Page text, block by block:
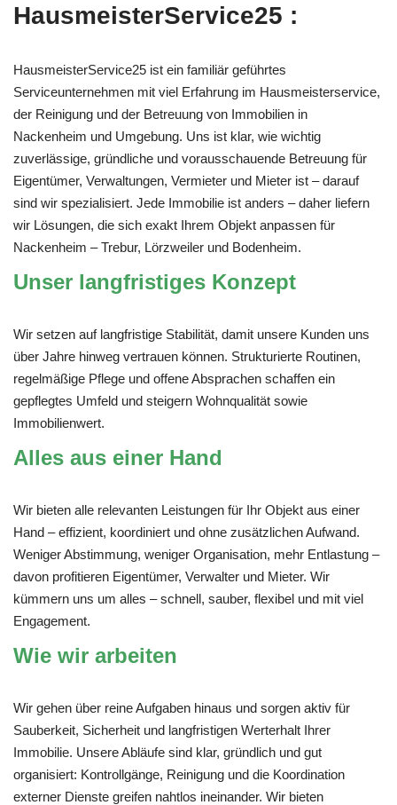
HausmeisterService25 :
HausmeisterService25 ist ein familiär geführtes
Serviceunternehmen mit viel Erfahrung im Hausmeisterservice,
der Reinigung und der Betreuung von Immobilien in
Nackenheim und Umgebung. Uns ist klar, wie wichtig
zuverlässige, gründliche und vorausschauende Betreuung für
Eigentümer, Verwaltungen, Vermieter und Mieter ist – darauf
sind wir spezialisiert. Jede Immobilie ist anders – daher liefern
wir Lösungen, die sich exakt Ihrem Objekt anpassen für
Nackenheim – Trebur, Lörzweiler und Bodenheim.
Unser langfristiges Konzept
Wir setzen auf langfristige Stabilität, damit unsere Kunden uns
über Jahre hinweg vertrauen können. Strukturierte Routinen,
regelmäßige Pflege und offene Absprachen schaffen ein
gepflegtes Umfeld und steigern Wohnqualität sowie
Immobilienwert.
Alles aus einer Hand
Wir bieten alle relevanten Leistungen für Ihr Objekt aus einer
Hand – effizient, koordiniert und ohne zusätzlichen Aufwand.
Weniger Abstimmung, weniger Organisation, mehr Entlastung –
davon profitieren Eigentümer, Verwalter und Mieter. Wir
kümmern uns um alles – schnell, sauber, flexibel und mit viel
Engagement.
Wie wir arbeiten
Wir gehen über reine Aufgaben hinaus und sorgen aktiv für
Sauberkeit, Sicherheit und langfristigen Werterhalt Ihrer
Immobilie. Unsere Abläufe sind klar, gründlich und gut
organisiert: Kontrollgänge, Reinigung und die Koordination
externer Dienste greifen nahtlos ineinander. Wir bieten